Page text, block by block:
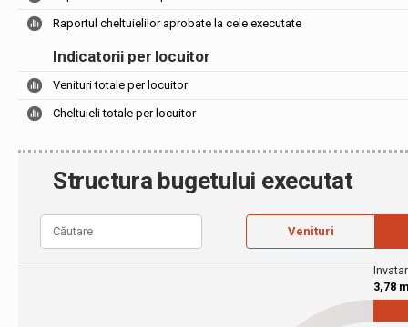
Raportul cheltuielilor aprobate la cele executate
Indicatorii per locuitor
Venituri totale per locuitor
Cheltuieli totale per locuitor
Structura bugetului executat